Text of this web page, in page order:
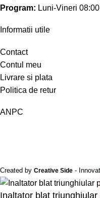
Program: Luni-Vineri
Informatii utile
Contact
Contul meu
Livrare si plata
Politica de retur
ANPC
Created by Creative Side -
Inaltator blat